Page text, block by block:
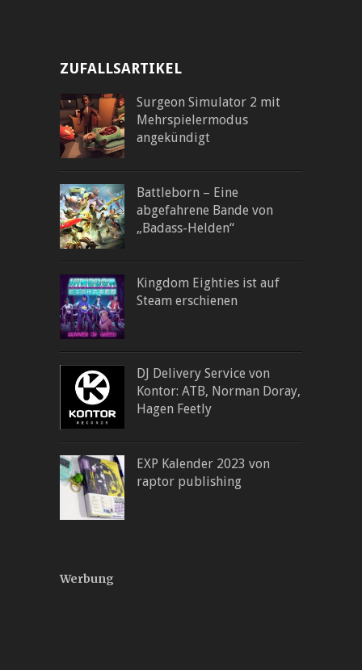
ZUFALLSARTIKEL
Surgeon Simulator 2 mit
Mehrspielermodus
angekündigt
Battleborn – Eine
abgefahrene Bande von
„Badass-Helden“
Kingdom Eighties ist auf
Steam erschienen
DJ Delivery Service von
Kontor: ATB, Norman Doray,
Hagen Feetly
EXP Kalender 2023 von
raptor publishing
Werbung